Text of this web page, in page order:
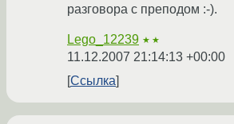
разговора с преподом :-).
Lego_12239 ★★
11.12.2007 21:14:13 +00:00
Ссылка